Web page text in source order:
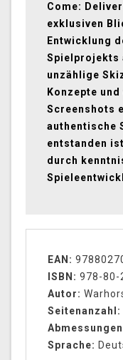
Come:
exklusiven
Entwicklung
Spielprojekts
unzählige
Konzepte
Screenshots
authentische
entstanden
durch
EAN:
ISBN: 978-80-
Autor:
Seitenanzahl:
Sprache: